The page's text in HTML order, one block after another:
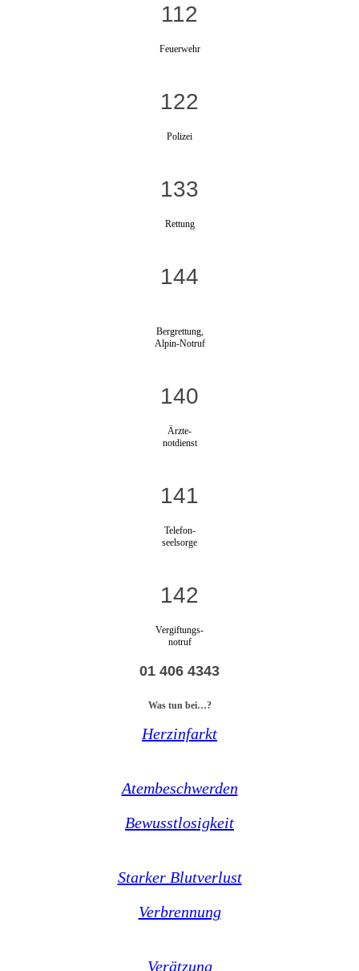
112
Feuerwehr
122
Polizei
133
Rettung
144
Bergrettung,
Alpin-Notruf
140
Ärzte-
notdienst
141
Telefon-
seelsorge
142
Vergiftungs-
notruf
01 406 4343
Was tun bei…?
Herzinfarkt
Atembeschwerden
Bewusstlosigkeit
Starker Blutverlust
Verbrennung
Verätzung